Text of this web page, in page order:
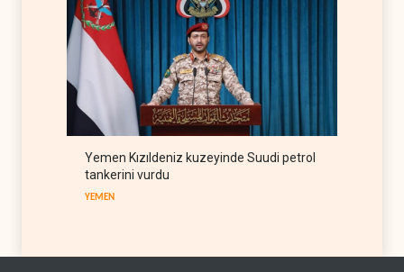
Yemen Kızıldeniz kuzeyinde Suudi petrol
tankerini vurdu
YEMEN